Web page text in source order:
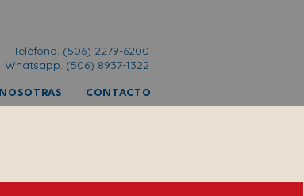
Teléfono. (506) 2279-6200
Whatsapp. (506) 8937-1322
NOSOTRAS CONTACTO